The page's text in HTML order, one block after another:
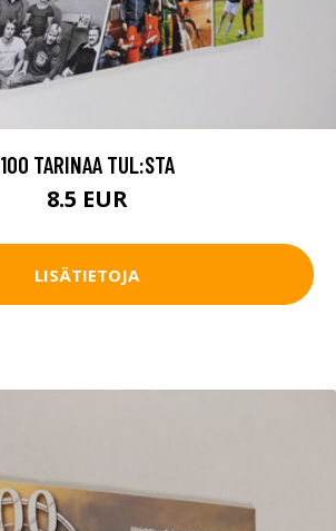
100 TARINAA TUL:STA
8.5 EUR
LISÄTIETOJA